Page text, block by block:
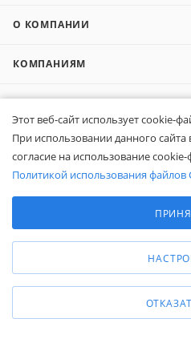
О КОМПАНИИ
КОМПАНИЯМ
ПОКУПАТЕЛЯМ
8 (800) 600-95-
Этот веб-сайт использует cookie-
При использовании данного сайта
согласие на использование
Политикой использования файлов
Аналитические/